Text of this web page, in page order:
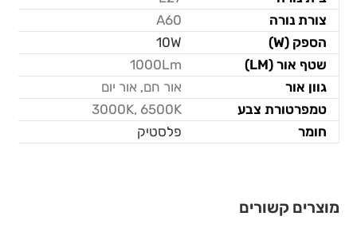
צורת נורה
A60
הספק (W)
10W
שטף אור (LM)
1000Lm
גוון אור
אור חם, אור יום
טמפרטורת צבע
3000K, 6500K
חומר
פלסטיק
מוצרים קשורים